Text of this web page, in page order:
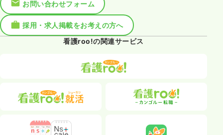
お問い合わせフォーム
採用・求人掲載をお考えの方へ
看護roo!の関連サービス